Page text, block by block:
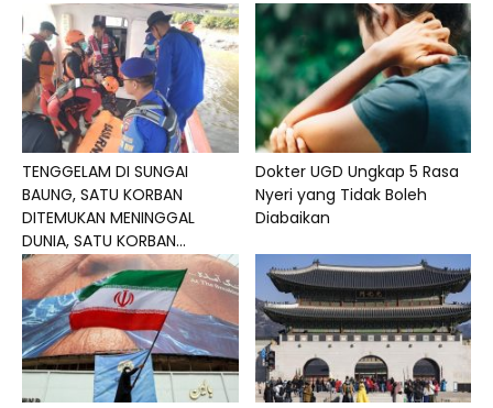
TENGGELAM DI SUNGAI
BAUNG, SATU KORBAN
DITEMUKAN MENINGGAL
DUNIA, SATU KORBAN...
Dokter UGD Ungkap 5 Rasa
Nyeri yang Tidak Boleh
Diabaikan